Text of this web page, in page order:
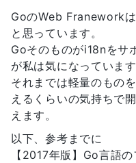
GoのWeb Franework
と思っています。
Goそのものがi18nをサ
が私は気になっています
それまでは軽量のもの
えるくらいの気持ちで
えます。
以下、参考までに
【2017年版】Go言語